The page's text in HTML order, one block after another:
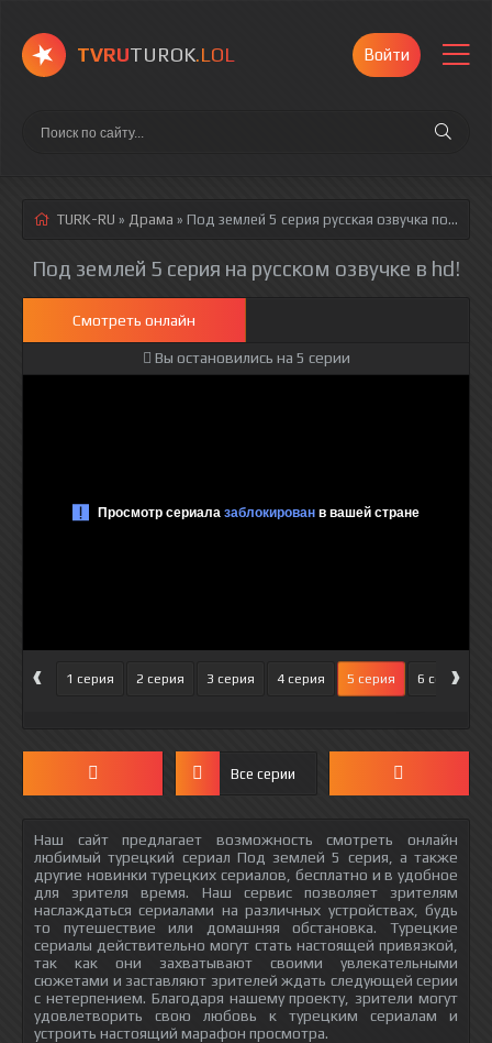
TVRUTUROK.LOL Войти
TURK-RU » Драма » Под землей 5 серия русская озвучка полностью смотреть онлайн!
Под землей 5 серия на русском озвучке в hd!
Смотреть онлайн
Вы остановились на 5 серии
‹ 1 серия 2 серия 3 серия 4 серия 5 серия 6 серия
›
Все серии
Наш сайт предлагает возможность смотреть онлайн
любимый турецкий сериал Под землей 5 серия, а также
другие новинки турецких сериалов, бесплатно и в удобное
для зрителя время. Наш сервис позволяет зрителям
наслаждаться сериалами на различных устройствах, будь
то путешествие или домашняя обстановка. Турецкие
сериалы действительно могут стать настоящей привязкой,
так как они захватывают своими увлекательными
сюжетами и заставляют зрителей ждать следующей серии
с нетерпением. Благодаря нашему проекту, зрители могут
удовлетворить свою любовь к турецким сериалам и
устроить настоящий марафон просмотра.